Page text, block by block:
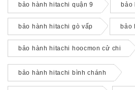
bảo hành hitachi quận 9 bảo
bảo hành hitachi gò vấp bảo
bảo hành hitachi hoocmon cử chi
bảo hành hitachi bình chánh